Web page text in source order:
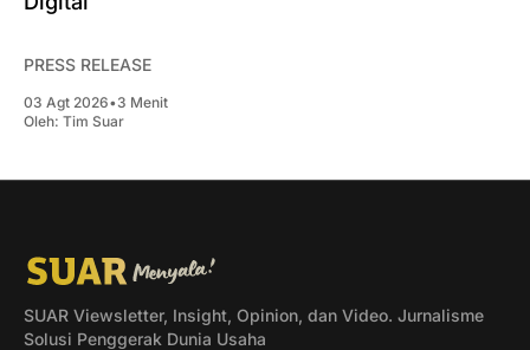
PRESS RELEASE
03 Agt 2026•3 Menit
Oleh: Tim Suar
SUAR Viewsletter, Insight, Opinion, dan Video. Jurnalisme
Solusi Penggerak Dunia Usaha